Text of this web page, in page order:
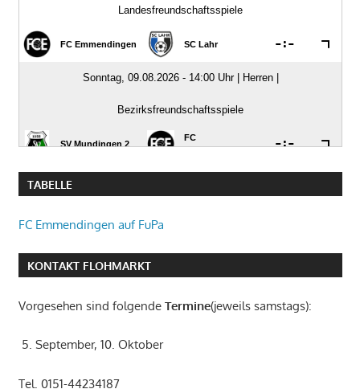
TABELLE
FC Emmendingen auf FuPa
KONTAKT FLOHMARKT
Vorgesehen sind folgende Termine(jeweils samstags):
5. September, 10. Oktober
Tel. 0151-44234187